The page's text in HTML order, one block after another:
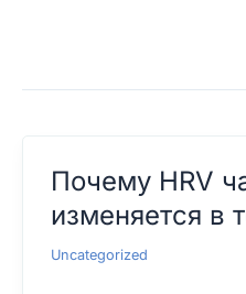
Почему HRV
изменяется в
Uncategorized